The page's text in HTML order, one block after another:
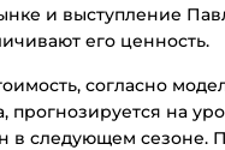
и выступление
его ценность.
согласно
на
в следующем сезоне.